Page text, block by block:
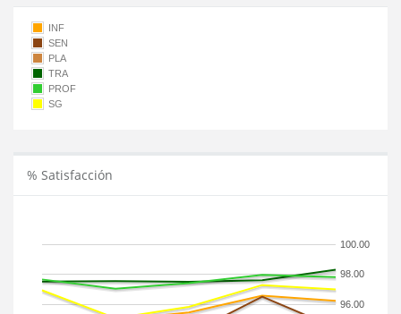
INF
SEN
PLA
TRA
PROF
SG
% Satisfacción
96.00
98.00
100.00